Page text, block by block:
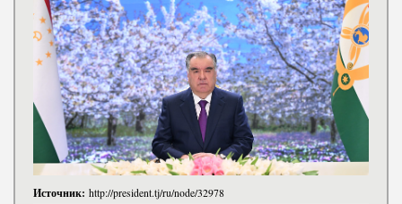
Источник: http://president.tj/ru/node/32978